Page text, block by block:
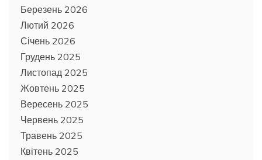
Березень 2026
Лютий 2026
Січень 2026
Грудень 2025
Листопад 2025
Жовтень 2025
Вересень 2025
Червень 2025
Травень 2025
Квітень 2025